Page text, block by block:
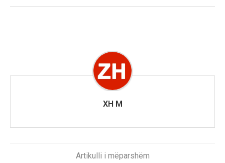
XH M
Artikulli i mëparshëm